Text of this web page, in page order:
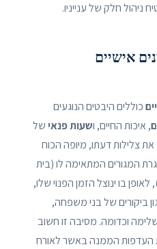
ניהול חלק של ענייניו.
אישיים
כוללים היבטים הנוגעים
, איכות החיים, ושעות פנאי של
צלילות דעתו, מיופה הכוח
המגורים המתאימה לו (בית
לאופן בו ינוצל הזמן הפנוי שלו,
ביקורים של בני משפחה,
וכדומה. מסיבה זו חשוב
הממנה באשר לאורח